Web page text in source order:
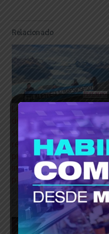
Relacionado
de 20.000 personas se
sumaron en tiempo
récord para el debate
público, que ya ha
impactado en los tiempos
parlamentarios”
10 marzo, 2026
En «Editoriales»